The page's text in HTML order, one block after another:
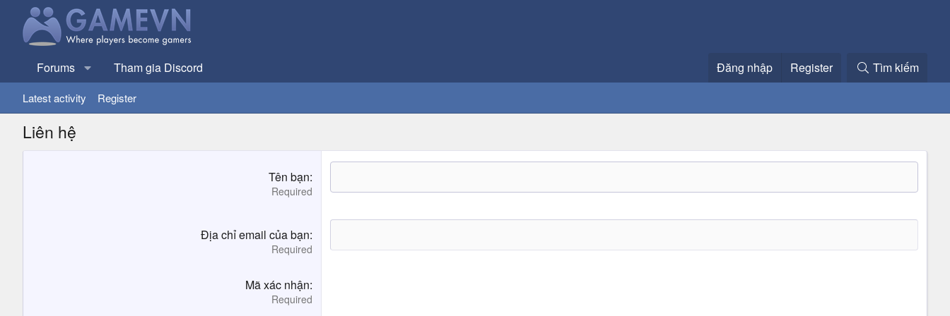
Forums Tham gia Discord Đăng nhập Register Tìm kiếm
Latest activity Register
Liên hệ
Tên bạn
Required
Địa chỉ email của bạn
Required
Mã xác nhận
Required